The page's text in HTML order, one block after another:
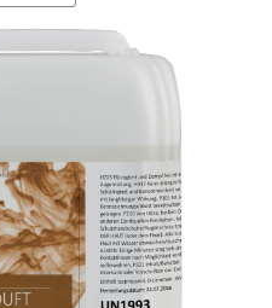
esence Lacoform umocní váš
zážitky. Esence se
pomocí dávkovacího
cca 3 - 5 ml esence.
kameny. Ve veřejných
či odpařovacích
kamny.